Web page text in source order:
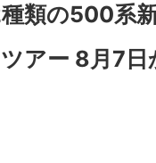
類の500系
アー 8月7日